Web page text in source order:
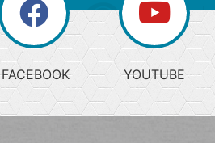
FACEBOOK YOUTUBE